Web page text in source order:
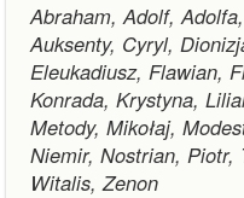
Abraham, Adolf,
Auksenty, Cyryl,
Eleukadiusz, Flawian,
Konrada, Krystyna,
Metody, Mikołaj,
Niemir, Nostrian, Piotr,
Witalis, Zenon